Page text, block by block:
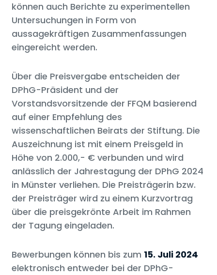
können auch Berichte zu experimentellen
Untersuchungen in Form von
aussagekräftigen Zusammenfassungen
eingereicht werden.
Über die Preisvergabe entscheiden der
DPhG-Präsident und der
Vorstandsvorsitzende der FFQM basierend
auf einer Empfehlung des
wissenschaftlichen Beirats der Stiftung. Die
Auszeichnung ist mit einem Preisgeld in
Höhe von 2.000,- € verbunden und wird
anlässlich der Jahrestagung der DPhG 2024
in Münster verliehen. Die Preisträgerin bzw.
der Preisträger wird zu einem Kurzvortrag
über die preisgekrönte Arbeit im Rahmen
der Tagung eingeladen.
Bewerbungen können bis zum 15. Juli 2024
elektronisch entweder bei der DPhG-